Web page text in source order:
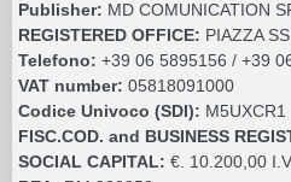
Publisher: MD COMUNICATION
REGISTERED OFFICE: PIAZZA
Telefono: +39 06 5895156 / +39
VAT number: 05818091000
Codice Univoco (SDI): M5UXCR1
FISC.COD. and BUSINESS
SOCIAL CAPITAL: €. 10.200,00 I.V.